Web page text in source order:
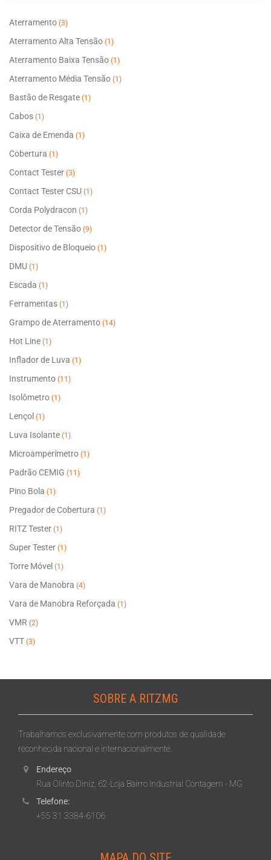
opções
escolhidas
na
página
produto
Aterramento (3)
Aterramento Alta Tensão (1)
Aterramento Baixa Tensão (1)
Aterramento Média Tensão (1)
Bastão de Resgate (1)
Cabos (1)
Caixa de Emenda (1)
Cobertura (1)
Contact Tester (3)
Contact Tester CSU (1)
Corda Polydracon (1)
Detector de Tensão (9)
Dispositivo de Bloqueio (1)
DMU (1)
Escada (1)
Ferramentas (1)
Grampo de Aterramento (14)
Hot Line (1)
Inflador de Luva (1)
Instrumento (11)
Isolômetro (1)
Lençol (1)
Luva Isolante (1)
Microamperímetro (1)
Padrão CEMIG (11)
Pino Bola (1)
Pregador de Cobertura (1)
RITZ Tester (1)
Super Tester (1)
Torre Móvel (1)
Vara de Manobra (4)
Vara de Manobra Reforçada (1)
VMR (2)
VTT (3)
SOBRE A RITZMG
Trabalhamos exclusivamente com produtos de qualidade
reconhecida nacional e internacionalmente.
Endereço
Rua Olinto Diniz, 62-Loja Bairro Industrial Contagem - MG
Telefone:
+55 31 3384-6106